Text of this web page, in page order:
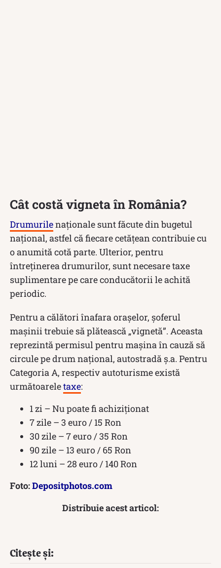
Cât costă vigneta în România?
Drumurilenaționale sunt făcute din bugetul
național, astfel că fiecare cetățean contribuie cu
o anumită cotă parte. Ulterior, pentru
întreținerea drumurilor, sunt necesare taxe
suplimentare pe care conducătorii le achită
periodic.
Pentru a călători înafara orașelor, șoferul
mașinii trebuie să plătească „vignetă”. Aceasta
reprezintă permisul pentru mașina în cauză să
circule pe drum național, autostradă ș.a. Pentru
Categoria A, respectiv autoturisme există
următoareletaxe:
1 zi – Nu poate fi achiziționat
7 zile – 3 euro / 15 Ron
30 zile – 7 euro / 35 Ron
90 zile – 13 euro / 65 Ron
12 luni – 28 euro / 140 Ron
Foto:Depositphotos.com
Distribuie acest articol:
Citește și: